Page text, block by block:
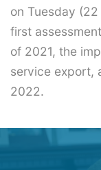
on Tuesday
first
of 2021, the
service export,
2022.